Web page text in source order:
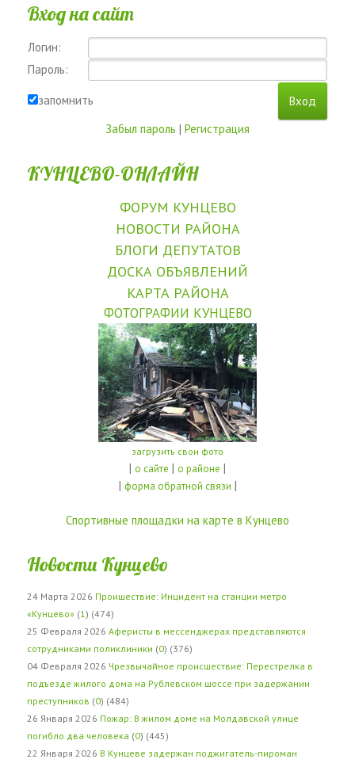
Вход на сайт
Логин:
Пароль:
запомнить
Забыл пароль | Регистрация
КУНЦЕВО-ОНЛАЙН
ФОРУМ КУНЦЕВО
НОВОСТИ РАЙОНА
БЛОГИ ДЕПУТАТОВ
ДОСКА ОБЪЯВЛЕНИЙ
КАРТА РАЙОНА
ФОТОГРАФИИ КУНЦЕВО
загрузить свои фото
| о сайте | о районе |
| форма обратной связи |
Спортивные площадки на карте в Кунцево
Новости Кунцево
24 Марта 2026 Проишествие: Инцидент на станции метро
«Кунцево» (1 ) (474)
25 Февраля 2026 Аферисты в мессенджерах представляются
сотрудниками поликлиники (0) (376)
04 Февраля 2026 Чрезвычайное происшествие: Перестрелка в
подъезде жилого дома на Рублевском шоссе при задержании
преступников (0) (484)
26 Января 2026 Пожар: В жилом доме на Молдавской улице
погибло два человека (0) (445)
22 Января 2026 В Кунцеве задержан поджигатель-пироман